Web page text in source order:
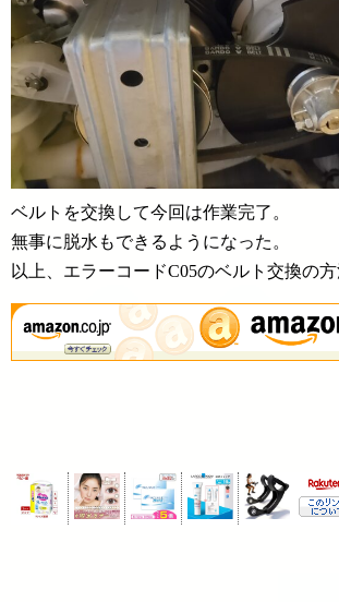
ベルトを交換して今回は作業完了。
無事に脱水もできるようになった。
以上、エラーコードC05のベルト交換の方